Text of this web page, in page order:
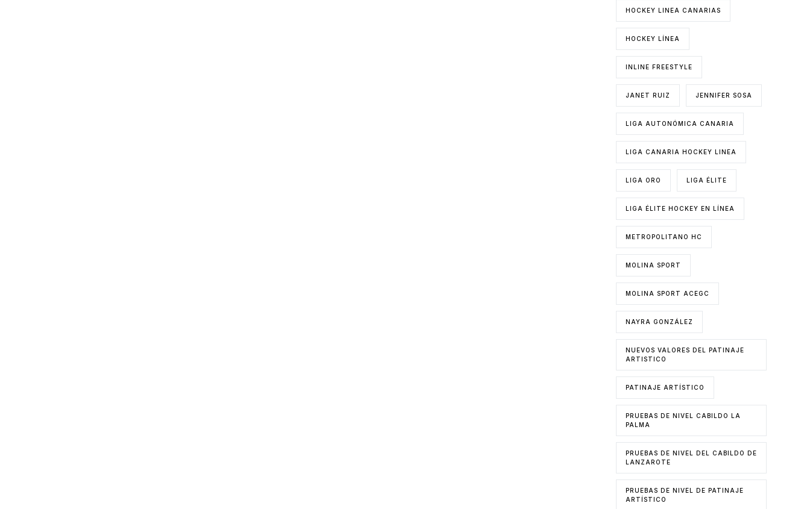
HOCKEY LINEA CANARIAS
HOCKEY LÍNEA
INLINE FREESTYLE
JANET RUIZ JENNIFER SOSA
LIGA AUTONÓMICA CANARIA
LIGA CANARIA HOCKEY LINEA
LIGA ORO LIGA ÉLITE
LIGA ÉLITE HOCKEY EN LÍNEA
METROPOLITANO HC
MOLINA SPORT
MOLINA SPORT ACEGC
NAYRA GONZÁLEZ
NUEVOS VALORES DEL PATINAJE
ARTISTICO
PATINAJE ARTÍSTICO
PRUEBAS DE NIVEL CABILDO LA
PALMA
PRUEBAS DE NIVEL DEL CABILDO DE
LANZAROTE
PRUEBAS DE NIVEL DE PATINAJE
ARTÍSTICO